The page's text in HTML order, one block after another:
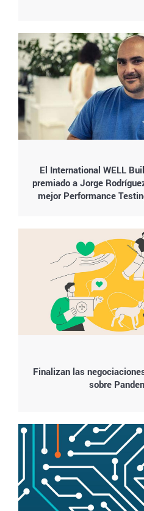
El International WELL
premiado a Jorge
mejor Performance
Finalizan las
sobre